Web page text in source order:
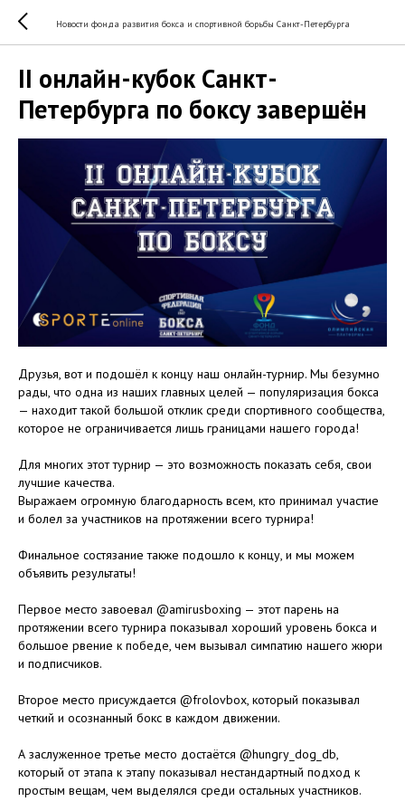
Новости фонда развития бокса и спортивной борьбы Санкт-Петербурга
II онлайн-кубок Санкт-
Петербурга по боксу завершён
Друзья, вот и подошёл к концу наш онлайн-турнир. Мы безумно
рады, что одна из наших главных целей — популяризация бокса
— находит такой большой отклик среди спортивного сообщества,
которое не ограничивается лишь границами нашего города!
Для многих этот турнир — это возможность показать себя, свои
лучшие качества.
Выражаем огромную благодарность всем, кто принимал участие
и болел за участников на протяжении всего турнира!
Финальное состязание также подошло к концу, и мы можем
объявить результаты!
Первое место завоевал @amirusboxing — этот парень на
протяжении всего турнира показывал хороший уровень бокса и
большое рвение к победе, чем вызывал симпатию нашего жюри
и подписчиков.
Второе место присуждается @frolovbox, который показывал
четкий и осознанный бокс в каждом движении.
А заслуженное третье место достаётся @hungry_dog_db,
который от этапа к этапу показывал нестандартный подход к
простым вещам, чем выделялся среди остальных участников.